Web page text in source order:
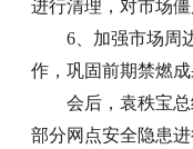
进行清理，对市场
6、加强市场周
作，巩固前期禁燃成
会后，袁秩宝
部分网点安全隐患